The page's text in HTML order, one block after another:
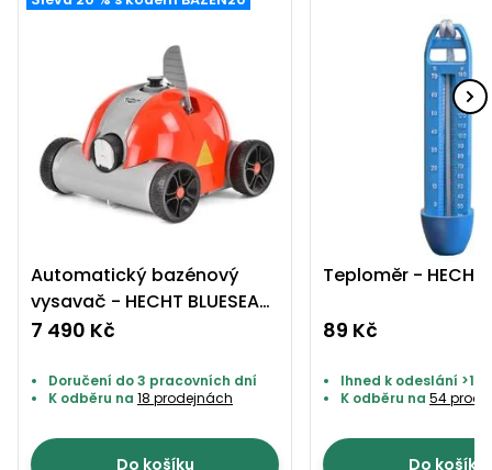
Automatický bazénový
vysavač - HECHT BLUESEA
80
7 490 Kč
Doručení do 3 pracovních dní
K odběru na 18 prodejnách
Do košíku
Teploměr - HECHT
89 Kč
Ihned k odeslání >10
K odběru na 54
Do košíku